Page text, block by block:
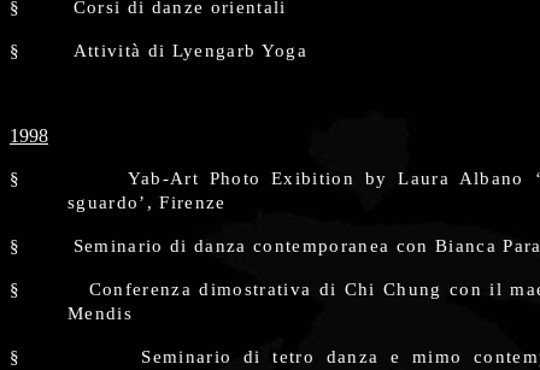
§ Corsi di danze orientali
§ Attività di Lyengarb Yoga
1998
§
Yab-Art Photo Exibition by Laura Albano
sguardo’, Firenze
§ Seminario di danza contemporanea con Bianca
§
Conferenza dimostrativa di Chi Chung con il
Mendis
§
Seminario di tetro danza e mimo